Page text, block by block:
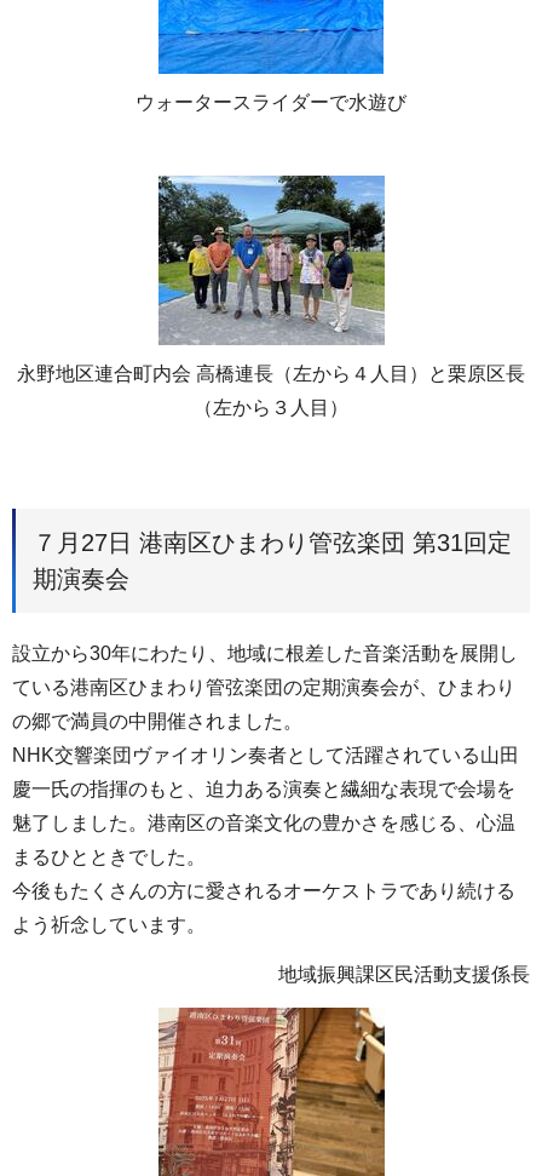
ウォータースライダーで水遊び
永野地区連合町内会 高橋連長（左から４人目）と栗原区長
（左から３人目）
７月27日 港南区ひまわり管弦楽団 第31回定
期演奏会
設立から30年にわたり、地域に根差した音楽活動を展開し
ている港南区ひまわり管弦楽団の定期演奏会が、ひまわり
の郷で満員の中開催されました。
NHK交響楽団ヴァイオリン奏者として活躍されている山田
慶一氏の指揮のもと、迫力ある演奏と繊細な表現で会場を
魅了しました。港南区の音楽文化の豊かさを感じる、心温
まるひとときでした。
今後もたくさんの方に愛されるオーケストラであり続ける
よう祈念しています。
地域振興課区民活動支援係長